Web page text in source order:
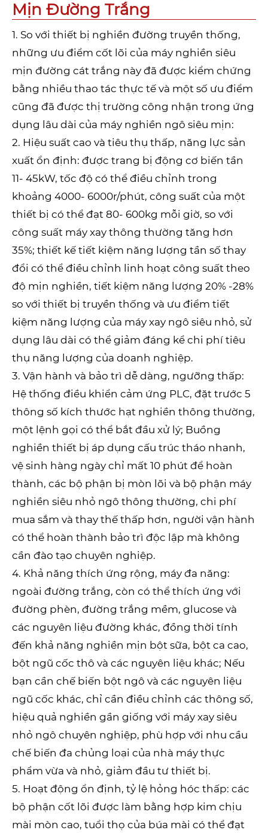
Mịn Đường Trắng
1. So với thiết bị nghiền đường truyền thống,
những ưu điểm cốt lõi của máy nghiền siêu
mịn đường cát trắng này đã được kiểm chứng
bằng nhiều thao tác thực tế và một số ưu điểm
cũng đã được thị trường công nhận trong ứng
dụng lâu dài của máy nghiền ngô siêu mịn:
2. Hiệu suất cao và tiêu thụ thấp, năng lực sản
xuất ổn định: được trang bị động cơ biến tần
11- 45kW, tốc độ có thể điều chỉnh trong
khoảng 4000- 6000r/phút, công suất của một
thiết bị có thể đạt 80- 600kg mỗi giờ, so với
công suất máy xay thông thường tăng hơn
35%; thiết kế tiết kiệm năng lượng tần số thay
đổi có thể điều chỉnh linh hoạt công suất theo
độ mịn nghiền, tiết kiệm năng lượng 20% ​​-28%
so với thiết bị truyền thống và ưu điểm tiết
kiệm năng lượng của máy xay ngô siêu nhỏ, sử
dụng lâu dài có thể giảm đáng kể chi phí tiêu
thụ năng lượng của doanh nghiệp.
3. Vận hành và bảo trì dễ dàng, ngưỡng thấp:
Hệ thống điều khiển cảm ứng PLC, đặt trước 5
thông số kích thước hạt nghiền thông thường,
một lệnh gọi có thể bắt đầu xử lý; Buồng
nghiền thiết bị áp dụng cấu trúc tháo nhanh,
vệ sinh hàng ngày chỉ mất 10 phút để hoàn
thành, các bộ phận bị mòn lõi và bộ phận máy
nghiền siêu nhỏ ngô thông thường, chi phí
mua sắm và thay thế thấp hơn, người vận hành
có thể hoàn thành bảo trì độc lập mà không
cần đào tạo chuyên nghiệp.
4. Khả năng thích ứng rộng, máy đa năng:
ngoài đường trắng, còn có thể thích ứng với
đường phèn, đường trắng mềm, glucose và
các nguyên liệu đường khác, đồng thời tính
đến khả năng nghiền mịn bột sữa, bột ca cao,
bột ngũ cốc thô và các nguyên liệu khác; Nếu
bạn cần chế biến bột ngô và các nguyên liệu
ngũ cốc khác, chỉ cần điều chỉnh các thông số,
hiệu quả nghiền gần giống với máy xay siêu
nhỏ ngô chuyên nghiệp, phù hợp với nhu cầu
chế biến đa chủng loại của nhà máy thực
phẩm vừa và nhỏ, giảm đầu tư thiết bị.
5. Hoạt động ổn định, tỷ lệ hỏng hóc thấp: các
bộ phận cốt lõi được làm bằng hợp kim chịu
mài mòn cao, tuổi thọ của búa mài có thể đạt